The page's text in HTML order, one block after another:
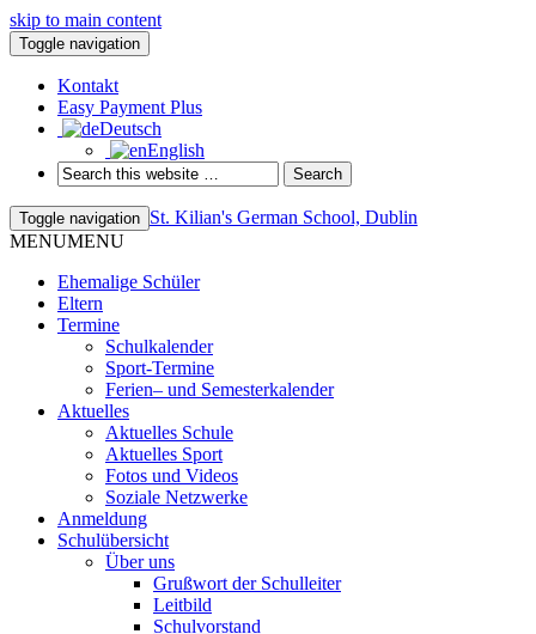
skip to main content
Toggle navigation
Kontakt
Easy Payment Plus
Deutsch
English
Toggle navigation St. Kilian's German School, Dublin
MENUMENU
Ehemalige Schüler
Eltern
Termine
Schulkalender
Sport-Termine
Ferien– und Semesterkalender
Aktuelles
Aktuelles Schule
Aktuelles Sport
Fotos und Videos
Soziale Netzwerke
Anmeldung
Schulübersicht
Über uns
Grußwort der Schulleiter
Leitbild
Schulvorstand